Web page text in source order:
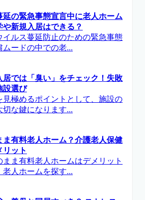
延の緊急事態宣言中に老人ホーム
や新規入居はできる？
イルス蔓延防止のための緊急事態
ムードの中での老...
居では「臭い」をチェック！失敗
設選び
見極めるポイントとして、施設の
切な鍵になります...
ま有料老人ホーム？介護老人保健
リット
まま有料老人ホームはデメリット
老人ホームを探す...